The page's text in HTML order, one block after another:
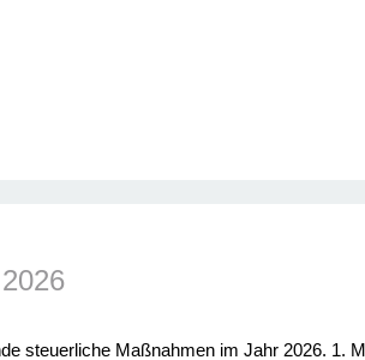
steuerliche Maßnahmen im Jahr 2026. 1.